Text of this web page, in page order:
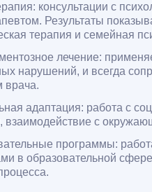
консультации с
Результаты
терапия и семейная
лечение:
нарушений, и всегда
врача.
адаптация: работа с
взаимодействие с
программы:
в образовательной